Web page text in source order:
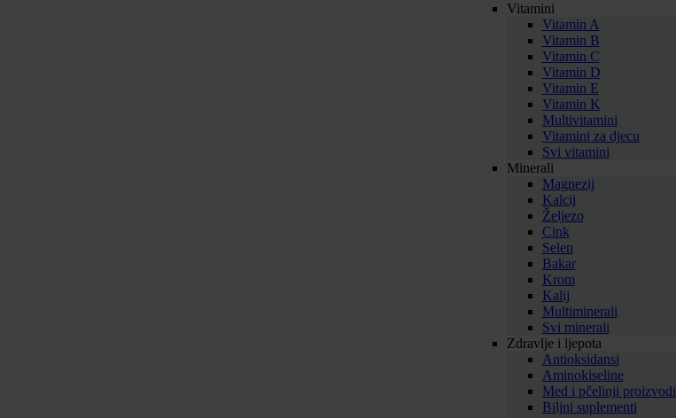
Vitamini
Vitamin A
Vitamin B
Vitamin C
Vitamin D
Vitamin E
Vitamin K
Multivitamini
Vitamini za djecu
Svi vitamini
Minerali
Magnezij
Kalcij
Željezo
Cink
Selen
Bakar
Krom
Kalij
Multiminerali
Svi minerali
Zdravlje i ljepota
Antioksidansi
Aminokiseline
Med i pčelinji proizvodi
Biljni suplementi